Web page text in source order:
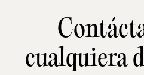
cualquiera